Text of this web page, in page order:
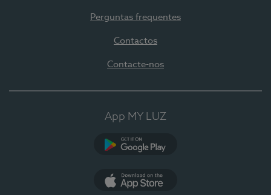
Perguntas frequentes
Contactos
Contacte-nos
App MY LUZ